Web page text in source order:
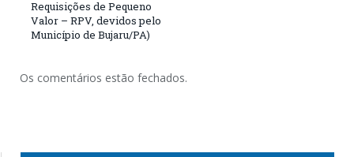
Requisições de Pequeno
Valor – RPV, devidos pelo
Município de Bujaru/PA)
Os comentários estão fechados.